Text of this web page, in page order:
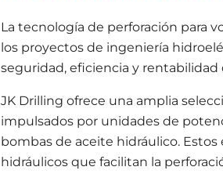
La tecnología de perforación para
los proyectos de ingeniería
seguridad, eficiencia y rentabilidad
JK Drilling ofrece una amplia
impulsados por unidades de
bombas de aceite hidráulico.
hidráulicos que facilitan la